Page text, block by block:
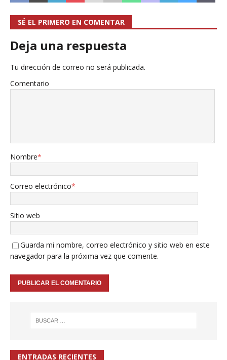
SÉ EL PRIMERO EN COMENTAR
Deja una respuesta
Tu dirección de correo no será publicada.
Comentario
Nombre*
Correo electrónico*
Sitio web
Guarda mi nombre, correo electrónico y sitio web en este
navegador para la próxima vez que comente.
ENTRADAS RECIENTES